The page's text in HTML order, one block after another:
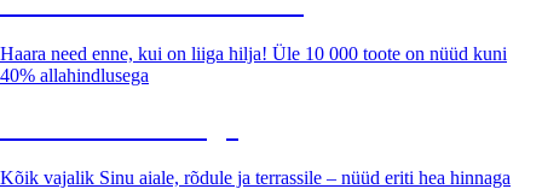
Haara need enne, kui on liiga hilja! Üle 10 000 toote on nüüd kuni
40% allahindlusega
Kõik vajalik Sinu aiale, rõdule ja terrassile – nüüd eriti hea hinnaga